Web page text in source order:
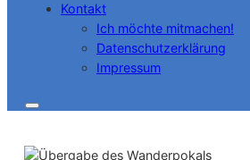
Kontakt
Ich möchte mitmachen!
Datenschutzerklärung
Impressum